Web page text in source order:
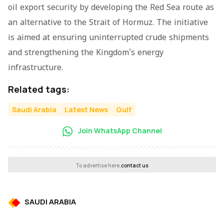
oil export security by developing the Red Sea route as
an alternative to the Strait of Hormuz. The initiative
is aimed at ensuring uninterrupted crude shipments
and strengthening the Kingdom's energy
infrastructure.
Related tags:
Saudi Arabia Latest News Gulf
Join WhatsApp Channel
To advertise here,contact us
SAUDI ARABIA